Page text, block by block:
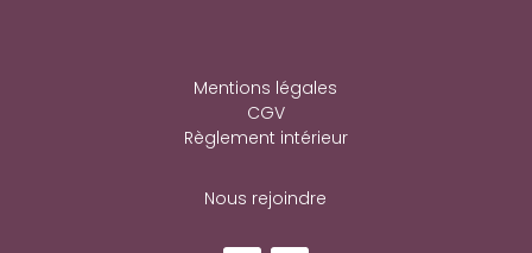
Mentions légales
CGV
Règlement intérieur
Nous rejoindre